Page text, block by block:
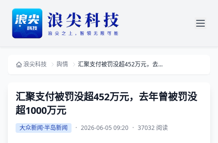
浪尖科技 舆情 汇聚支付被罚没超452万元，去年曾被罚没超1000万元
汇聚支付被罚没超452万元，去年曾被罚没
超1000万元
大众新闻·半岛新闻 · 2026-06-05 09:20 · 37032 阅读